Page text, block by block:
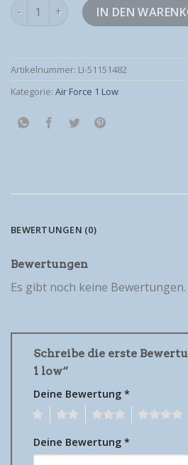
air force 1 low Menge
IN DEN
Artikelnummer: LI-51151482
Kategorie: Air Force 1 Low
BEWERTUNGEN (0)
Bewertungen
Es gibt noch keine Bewertungen.
Schreibe die erste
1 low“
Deine Bewertung *
Deine Bewertung *